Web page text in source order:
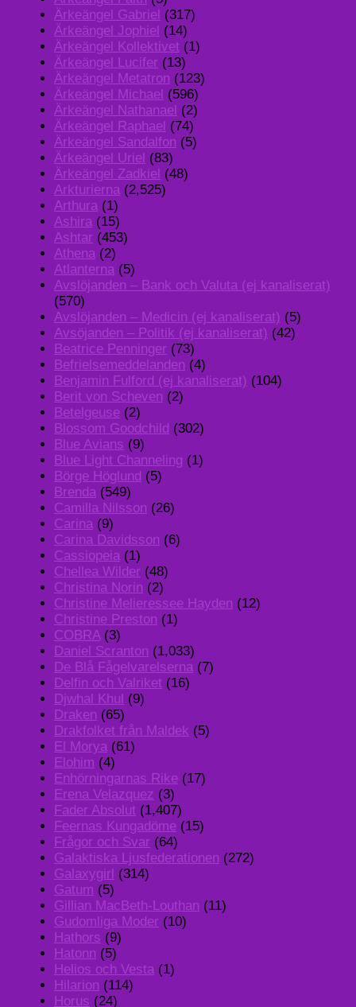
Ärkeängel Gabriel (317)
Ärkeängel Jophiel (14)
Ärkeängel Kollektivet (1)
Ärkeängel Lucifer (13)
Ärkeängel Metatron (123)
Ärkeängel Michael (596)
Ärkeängel Nathanael (2)
Ärkeängel Raphael (74)
Ärkeängel Sandalfon (5)
Ärkeängel Uriel (83)
Ärkeängel Zadkiel (48)
Arkturierna (2,525)
Arthura (1)
Ashira (15)
Ashtar (453)
Athena (2)
Atlanterna (5)
Avslöjanden – Bank och Valuta (ej kanaliserat)
(570)
Avslöjanden – Medicin (ej kanaliserat) (5)
Avsöjanden – Politik (ej kanaliserat) (42)
Beatrice Penninger (73)
Befrielsemeddelanden (4)
Benjamin Fulford (ej kanaliserat) (104)
Berit von Scheven (2)
Betelgeuse (2)
Blossom Goodchild (302)
Blue Avians (9)
Blue Light Channeling (1)
Börge Höglund (5)
Brenda (549)
Camilla Nilsson (26)
Carina (9)
Carina Davidsson (6)
Cassiopeia (1)
Chellea Wilder (48)
Christina Norin (2)
Christine Melieressee Hayden (12)
Christine Preston (1)
COBRA(3)
Daniel Scranton (1,033)
De Blå Fågelvarelserna (7)
Delfin och Valriket (16)
Djwhal Khul (9)
Draken (65)
Drakfolket från Maldek (5)
El Morya (61)
Elohim (4)
Enhörningarnas Rike (17)
Erena Velazquez (3)
Fader Absolut (1,407)
Feernas Kungadöme (15)
Frågor och Svar (64)
Galaktiska Ljusfederationen (272)
Galaxygirl (314)
Gatum (5)
Gillian MacBeth-Louthan (11)
Gudomliga Moder (10)
Hathors (9)
Hatonn (5)
Helios och Vesta (1)
Hilarion (114)
Horus (24)